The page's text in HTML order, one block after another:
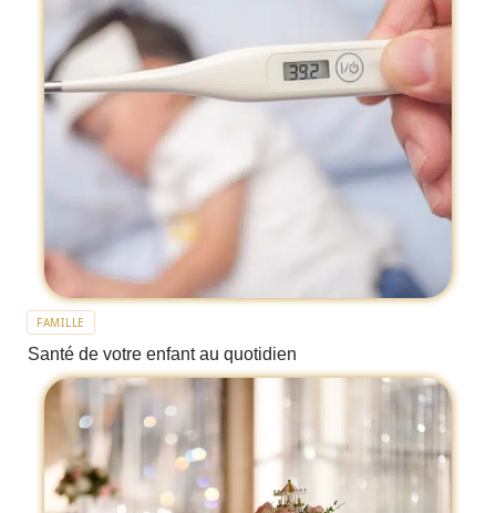
FAMILLE
Santé de votre enfant au quotidien